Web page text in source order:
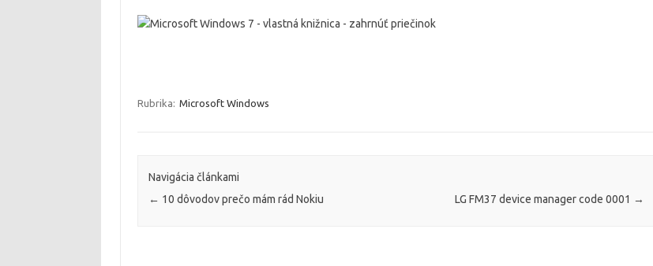
Rubrika: Microsoft Windows
Navigácia článkami
← 10 dôvodov prečo mám rád Nokiu LG FM37 device manager code 0001 →